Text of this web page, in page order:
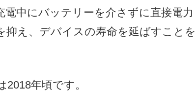
中にバッテリーを介さずに直接電力
え、デバイスの寿命を延ばすことを
年頃です。